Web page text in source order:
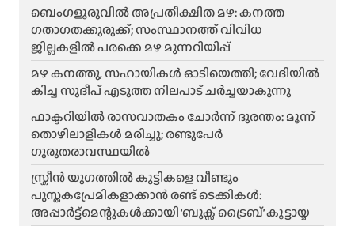
ബെംഗളൂരുവിൽ അപ്രതീക്ഷിത മഴ: കനത്ത
ഗതാഗതക്കുരുക്ക്; സംസ്ഥാനത്ത് വിവിധ
ജില്ലകളിൽ പരക്കെ മഴ മുന്നറിയിപ്പ്
മഴ കനത്തു, സഹായികൾ ഓടിയെത്തി; വേദിയിൽ
കിച്ച സുദീപ് എടുത്ത നിലപാട് ചർച്ചയാകുന്നു
ഫാക്ടറിയിൽ രാസവാതകം ചോർന്ന് ദുരന്തം: മൂന്ന്
തൊഴിലാളികൾ മരിച്ചു; രണ്ടുപേർ
ഗുരുതരാവസ്ഥയിൽ
സ്ക്രീൻ യുഗത്തിൽ കുട്ടികളെ വീണ്ടും
പുസ്തകപ്രേമികളാക്കാൻ രണ്ട് ടെക്കികൾ:
അപ്പാർട്ട്മെന്റുകൾക്കായി ‘ബുക്സ് ട്രൈബ്’ കൂട്ടായ്മ